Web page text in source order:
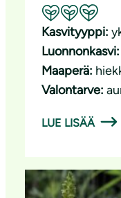
Kasvityyppi:
Luonnonkasvi:
Maaperä:
Valontarve:
LUE LISÄÄ